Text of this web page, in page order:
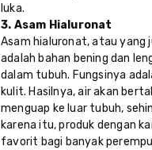
luka.
3. Asam Hialuronat
Asam hialuronat, atau yang
adalah bahan bening dan
dalam tubuh. Fungsinya
kulit. Hasilnya, air akan
menguap ke luar tubuh,
karena itu, produk dengan
favorit bagi banyak